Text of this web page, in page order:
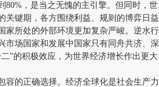
80%，是当之无愧的主引擎。但同时，世
关键期，各方围绕利益、规则的博弈日益
家所处的外部环境更加复杂严峻。逆水行
市场国家和发展中国家只有同舟共济、深
”的积极效应，为世界经济增长作出更大
的正确选择。经济全球化是社会生产力